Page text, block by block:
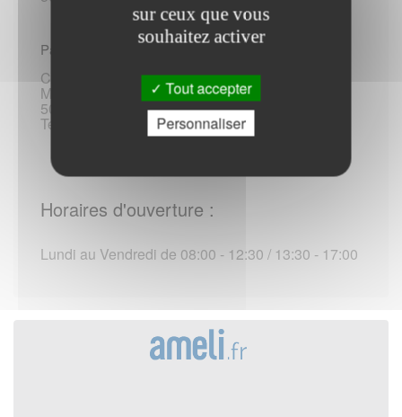
Par voie postale, telephonique :
Caisse primaire d assurance maladie de la
Manche
50012 Saint-Lô Cedex
Tel :3646 / +33 18 49 03 646 (*)
Horaires d'ouverture :
Lundi au Vendredi de 08:00 - 12:30 / 13:30 - 17:00
sur ceux que vous
souhaitez activer
Tout accepter
Personnaliser